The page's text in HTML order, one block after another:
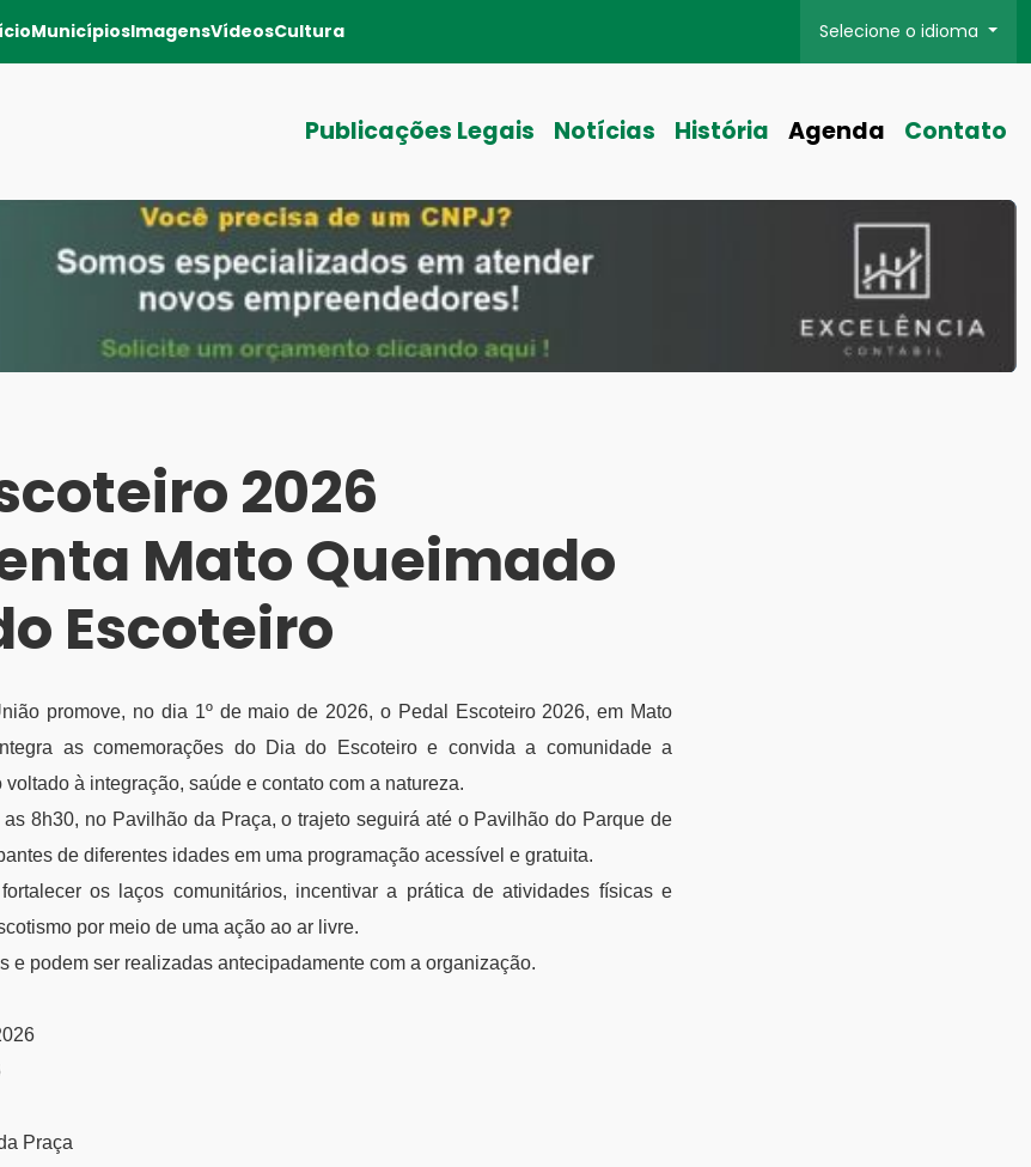
MunicípiosImagensVídeosCultura Selecione o idioma
Publicações Legais Notícias História Agenda Contato
2026
Mato Queimado
Escoteiro
promove, no dia 1º de maio de 2026, o Pedal Escoteiro 2026, em Mato
as comemorações do Dia do Escoteiro e convida a comunidade a
à integração, saúde e contato com a natureza.
8h30, no Pavilhão da Praça, o trajeto seguirá até o Pavilhão do Parque de
de diferentes idades em uma programação acessível e gratuita.
os laços comunitários, incentivar a prática de atividades físicas e
por meio de uma ação ao ar livre.
e podem ser realizadas antecipadamente com a organização.
Praça